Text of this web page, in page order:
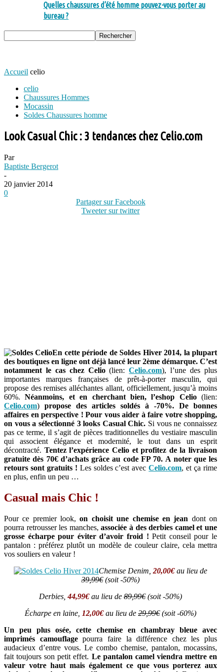
Quelles chaussures d’été homme pouvez-vous porter au
bureau ?
Accueil celio
celio
Chaussures Hommes
Mocassin
Soldes Chaussures homme
Look Casual Chic : 3 tendances chez Celio.com
Par
Baptiste Bergerot
-
20 janvier 2014
0
Partager sur Facebook
Tweeter sur twitter
En cette période de Soldes Hiver 2014, la plupart
des boutiques en ligne ont déjà lancé leur 2ème démarque. C’est
notamment le cas chez Celio(lien:Celio.com), l’une des plus
importantes marques françaises de prêt-à-porter masculin, qui
propose des remises alléchantes allant, officiellement, jusqu’à moins
60%.Néanmoins, et en cherchant bien, l’eshop Celio(lien:
Celio.com) propose des articles soldés à -70%. De bonnes
affaires en perspective ! Pour vous aider à faire votre shopping,
on vous a sélectionné 3 looks Casual Chic. Si vous ne connaissez
pas ce terme, il s’agit de pièces traditionnelles du vestiaire masculin
qui associent élégance et modernité, le tout dans un esprit
décontracté. Tentez l’expérience Celio et profitez de la livraison
gratuite dès 70€ d’achats grâce au code FP 70. A noter que les
retours sont gratuits ! Les soldes c’est avecCelio.com, et ça rime
en plus, enfin un peu …
Casual mais Chic !
Pour ce premier look,on choisit une chemise en jean dont on
pourra retrousser les manches,associée à des derbies camel et une
grosse écharpe pour éviter d’avoir froid ! Petit conseil pour le
pantalon : préférez plutôt un modèle de couleur claire, cela mettra
vos souliers en valeur !
Chemise Denim, 20,00€au lieu de
39,99€(soit -50%)
Derbies,44,99€au lieu de 89,99€(soit -50%)
Écharpe en laine, 12,00€au lieu de 29,99€(soit -60%)
Un peu plus osée, cette chemise en chambray bleue avec
imprimés camouflagepourra faire la différence chez les plus
audacieux d’entre vous. Le combo chemise, pantalon, mocassins,
fait toujours son petit effet. Le pantalon camel viendra mettre en
valeur votre haut mais également ce que vous porterez aux